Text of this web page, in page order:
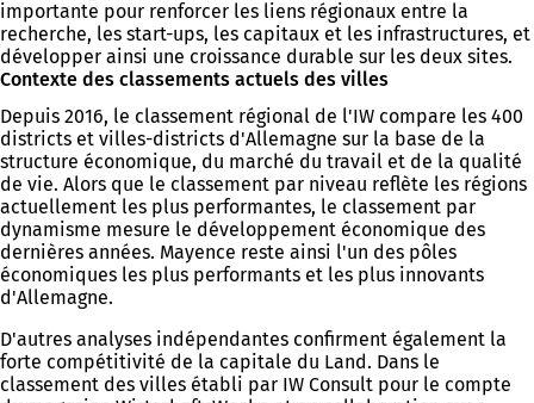
importante pour renforcer les liens régionaux entre la
recherche, les start-ups, les capitaux et les infrastructures, et
développer ainsi une croissance durable sur les deux sites.
Contexte des classements actuels des villes
Depuis 2016, le classement régional de l'IW compare les 400
districts et villes-districts d'Allemagne sur la base de la
structure économique, du marché du travail et de la qualité
de vie. Alors que le classement par niveau reflète les régions
actuellement les plus performantes, le classement par
dynamisme mesure le développement économique des
dernières années. Mayence reste ainsi l'un des pôles
économiques les plus performants et les plus innovants
d'Allemagne.
D'autres analyses indépendantes confirment également la
forte compétitivité de la capitale du Land. Dans le
classement des villes établi par IW Consult pour le compte